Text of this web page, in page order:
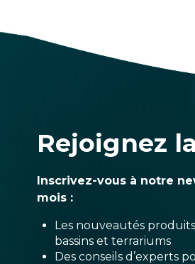
Rejoignez
Inscrivez-vous à notre
mois :
Les nouveautés
bassins et terrariums
Des conseils d’experts